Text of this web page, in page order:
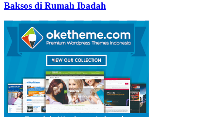
Baksos di Rumah Ibadah